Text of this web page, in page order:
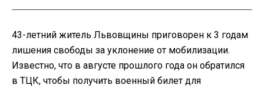
43-летний житель Львовщины приговорен к 3 годам
лишения свободы за уклонение от мобилизации.
Известно, что в августе прошлого года он обратился
в ТЦК, чтобы получить военный билет для